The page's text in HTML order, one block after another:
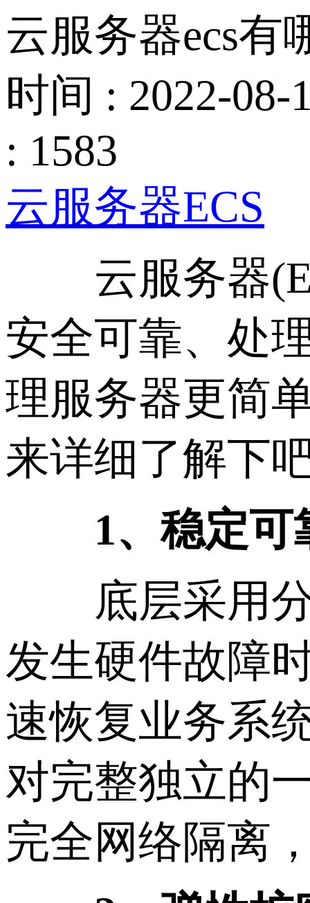
云服务器ecs有
时间 : 2022-08-
: 1583
云服务器ECS
云服务器
安全可靠、处
理服务器更简
来详细了解下
1、稳定可
底层采用分
发生硬件故障
速恢复业务系
对完整独立的
完全网络隔离